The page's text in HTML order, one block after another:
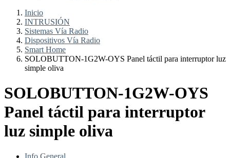
Inicio
INTRUSIÓN
Sistemas Vía Radio
Dispositivos Vía Radio
Smart Home
SOLOBUTTON-1G2W-OYS Panel táctil para interruptor luz
simple oliva
SOLOBUTTON-1G2W-OYS
Panel táctil para interruptor
luz simple oliva
Info General